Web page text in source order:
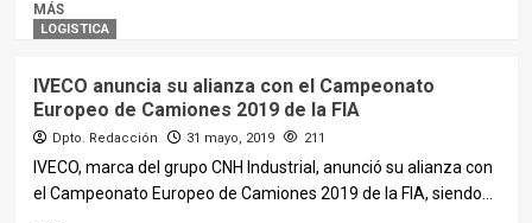
MÁS
LOGISTICA
IVECO anuncia su alianza con el Campeonato
Europeo de Camiones 2019 de la FIA
Dpto. Redacción 31 mayo, 2019 211
IVECO, marca del grupo CNH Industrial, anunció su alianza con
el Campeonato Europeo de Camiones 2019 de la FIA, siendo...